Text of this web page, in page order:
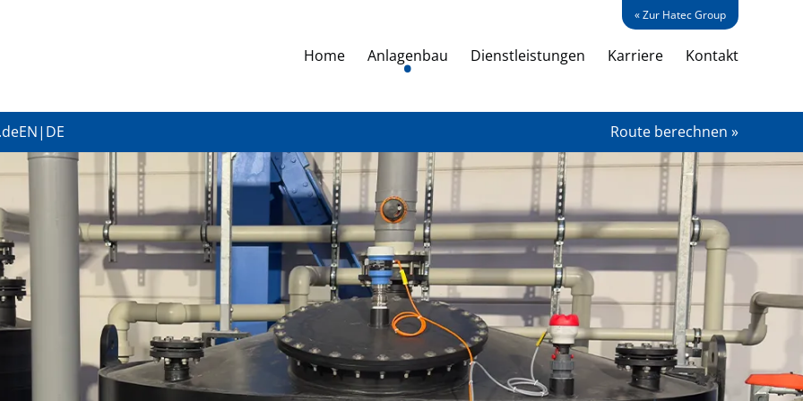
Home Anlagenbau Dienstleistungen Karriere Kontakt
« Zur Hatec Group
EN| DE Route berechnen »